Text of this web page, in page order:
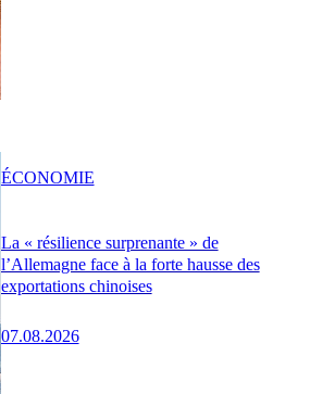
La « résilience surprenante » de
l’Allemagne face à la forte hausse des
exportations chinoises
07.08.2026
ÉCONOMIE